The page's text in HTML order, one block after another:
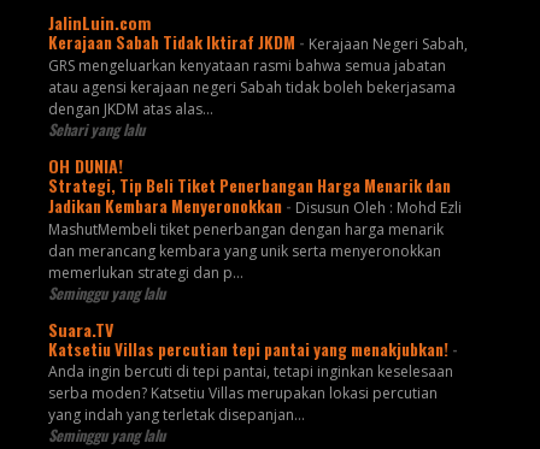
JalinLuin.com
Kerajaan Sabah Tidak Iktiraf JKDM - Kerajaan Negeri Sabah,
GRS mengeluarkan kenyataan rasmi bahwa semua jabatan
atau agensi kerajaan negeri Sabah tidak boleh bekerjasama
dengan JKDM atas alas...
Sehari yang lalu
OH DUNIA!
Strategi, Tip Beli Tiket Penerbangan Harga Menarik dan
Jadikan Kembara Menyeronokkan - Disusun Oleh : Mohd Ezli
MashutMembeli tiket penerbangan dengan harga menarik
dan merancang kembara yang unik serta menyeronokkan
memerlukan strategi dan p...
Seminggu yang lalu
Suara.TV
Katsetiu Villas percutian tepi pantai yang menakjubkan! -
Anda ingin bercuti di tepi pantai, tetapi inginkan keselesaan
serba moden? Katsetiu Villas merupakan lokasi percutian
yang indah yang terletak disepanjan...
Seminggu yang lalu